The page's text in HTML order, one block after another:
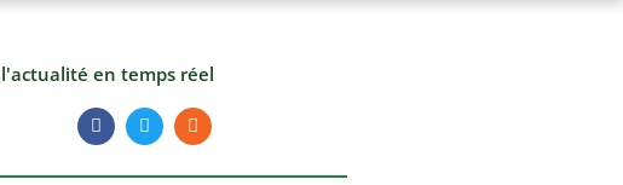
l'actualité en temps réel